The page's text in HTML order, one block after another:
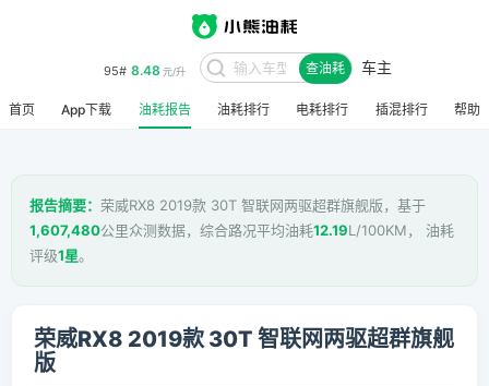
95# 8.48 元/升 查油耗 车主
首页 App下载 油耗报告 油耗排行 电耗排行 插混排行 帮助
报告摘要： 荣威RX8 2019款 30T 智联网两驱超群旗舰版，基于
1,607,480公里众测数据，综合路况平均油耗12.19L/100KM， 油耗
评级1星。
荣威RX8 2019款 30T 智联网两驱超群旗舰
版